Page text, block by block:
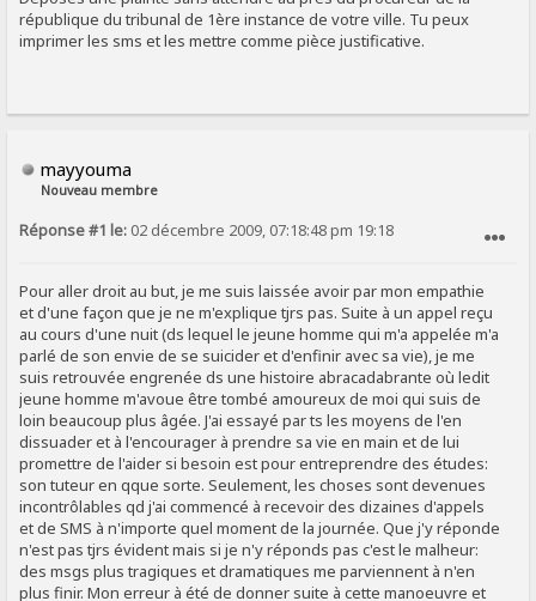
république du tribunal de 1ère instance de votre ville. Tu peux
imprimer les sms et les mettre comme pièce justificative.
mayyouma
Nouveau membre
Réponse #1 le: 02 décembre 2009, 07:18:48 pm 19:18
Pour aller droit au but, je me suis laissée avoir par mon empathie
et d'une façon que je ne m'explique tjrs pas. Suite à un appel reçu
au cours d'une nuit (ds lequel le jeune homme qui m'a appelée m'a
parlé de son envie de se suicider et d'enfinir avec sa vie), je me
suis retrouvée engrenée ds une histoire abracadabrante où ledit
jeune homme m'avoue être tombé amoureux de moi qui suis de
loin beaucoup plus âgée. J'ai essayé par ts les moyens de l'en
dissuader et à l'encourager à prendre sa vie en main et de lui
promettre de l'aider si besoin est pour entreprendre des études:
son tuteur en qque sorte. Seulement, les choses sont devenues
incontrôlables qd j'ai commencé à recevoir des dizaines d'appels
et de SMS à n'importe quel moment de la journée. Que j'y réponde
n'est pas tjrs évident mais si je n'y réponds pas c'est le malheur:
des msgs plus tragiques et dramatiques me parviennent à n'en
plus finir. Mon erreur à été de donner suite à cette manoeuvre et